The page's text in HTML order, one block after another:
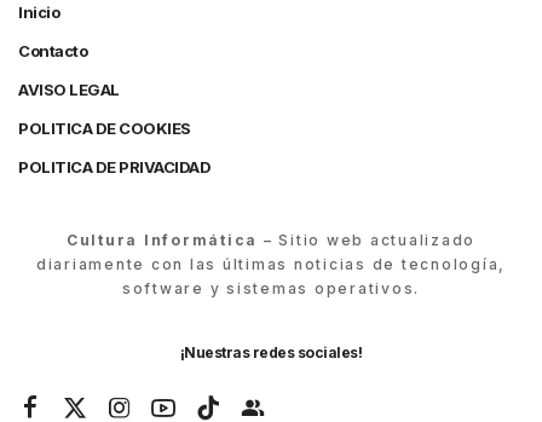
Inicio
Contacto
AVISO LEGAL
POLITICA DE COOKIES
POLITICA DE PRIVACIDAD
Cultura Informática – Sitio web actualizado
diariamente con las últimas noticias de tecnología,
software y sistemas operativos.
¡Nuestras redes sociales!